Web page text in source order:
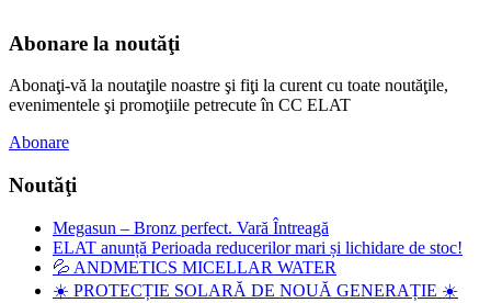
Abonare la noutăţi
Abonaţi-vă la noutaţile noastre şi fiţi la curent cu toate noutăţile,
evenimentele şi promoţiile petrecute în CC ELAT
Abonare
Noutăţi
Megasun – Bronz perfect. Vară Întreagă
ELAT anunță Perioada reducerilor mari și lichidare de stoc!
💦 ANDMETICS MICELLAR WATER
☀️ PROTECȚIE SOLARĂ DE NOUĂ GENERAȚIE ☀️